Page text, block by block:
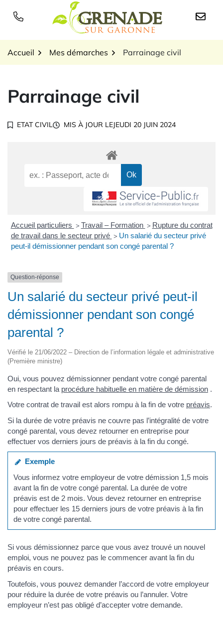
Logo Grenade sur
Accueil Mes démarches Parrainage civil
Parrainage civil
ETAT CIVIL MIS À JOUR LEJEUDI 20 JUIN 2024
Accueil particuliers > Travail – Formation > Rupture du contrat
de travail dans le secteur privé > Un salarié du secteur privé
peut-il démissionner pendant son congé parental ?
Question-réponse
Un salarié du secteur privé peut-il
démissionner pendant son congé
parental ?
Vérifié le 21/06/2022 – Direction de l’information légale et administrative
(Première ministre)
Oui, vous pouvez démissionner pendant votre congé parental
en respectant la procédure habituelle en matière de démission .
Votre contrat de travail est alors rompu à la fin de votre préavis.
Si la durée de votre préavis ne couvre pas l’intégralité de votre
congé parental, vous devez retourner en entreprise pour
effectuer vos derniers jours de préavis à la fin du congé.
Exemple
Vous informez votre employeur de votre démission 1,5 mois
avant la fin de votre congé parental. La durée de votre
préavis est de 2 mois. Vous devez retourner en entreprise
pour effectuer les 15 derniers jours de votre préavis à la fin
de votre congé parental.
Si vous démissionnez parce que vous avez trouvé un nouvel
emploi, vous ne pouvez pas le commencer avant la fin du
préavis en cours.
Toutefois, vous pouvez demander l’accord de votre employeur
pour réduire la durée de votre préavis ou l’annuler. Votre
employeur n’est pas obligé d’accepter votre demande.